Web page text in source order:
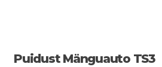
Puidust Mänguauto TS3